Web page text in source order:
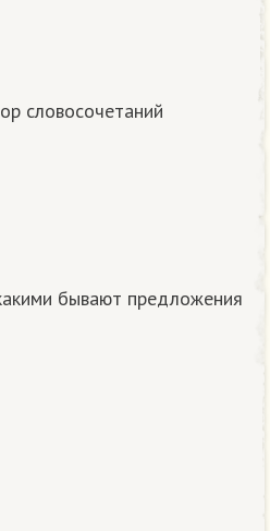
словосочетаний
бывают предложения